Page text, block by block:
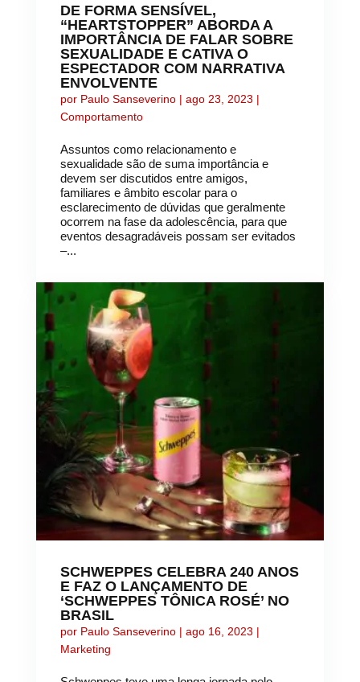
DE FORMA SENSÍVEL,
“HEARTSTOPPER” ABORDA A
IMPORTÂNCIA DE FALAR SOBRE
SEXUALIDADE E CATIVA O
ESPECTADOR COM NARRATIVA
ENVOLVENTE
por Paulo Sanseverino| ago 23, 2023 |
Comportamento
Assuntos como relacionamento e
sexualidade são de suma importância e
devem ser discutidos entre amigos,
familiares e âmbito escolar para o
esclarecimento de dúvidas que geralmente
ocorrem na fase da adolescência, para que
eventos desagradáveis possam ser evitados
–...
SCHWEPPES CELEBRA 240 ANOS
E FAZ O LANÇAMENTO DE
‘SCHWEPPES TÔNICA ROSÉ’ NO
BRASIL
por Paulo Sanseverino| ago 16, 2023 |
Marketing